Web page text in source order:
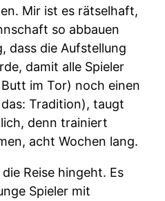
Mir ist es rätselhaft,
so abbauen
dass die Aufstellung
damit alle Spieler
im Tor) noch einen
Tradition), taugt
denn trainiert
acht Wochen lang.
Reise hingeht. Es
Spieler mit